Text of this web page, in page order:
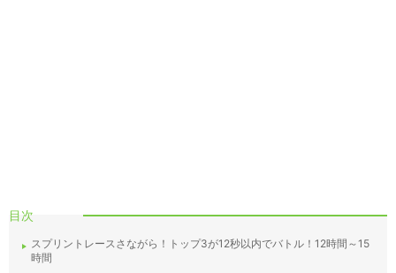
目次
スプリントレースさながら！トップ3が12秒以内でバトル！12時間～15
時間